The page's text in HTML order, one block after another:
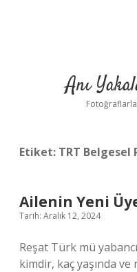
Anı
Fotoğraflarla
Etiket: TRT
Ailenin Yeni
Tarih: Aralık 12, 2024
Reşat Türk mü
kimdir, kaç yaşında